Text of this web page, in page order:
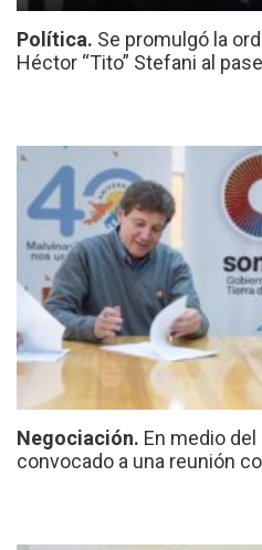
Política. Se promulgó la
Héctor “Tito” Stefani al
Negociación. En medio del
convocado a una reunión